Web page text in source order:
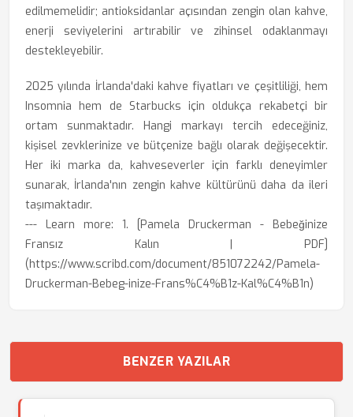
edilmemelidir; antioksidanlar açısından zengin olan kahve,
enerji seviyelerini artırabilir ve zihinsel odaklanmayı
destekleyebilir.
2025 yılında İrlanda'daki kahve fiyatları ve çeşitliliği, hem
Insomnia hem de Starbucks için oldukça rekabetçi bir
ortam sunmaktadır. Hangi markayı tercih edeceğiniz,
kişisel zevklerinize ve bütçenize bağlı olarak değişecektir.
Her iki marka da, kahveseverler için farklı deneyimler
sunarak, İrlanda'nın zengin kahve kültürünü daha da ileri
taşımaktadır.
--- Learn more: 1. [Pamela Druckerman - Bebeğinize
Fransız Kalın | PDF]
(https://www.scribd.com/document/851072242/Pamela-
Druckerman-Bebeg-inize-Frans%C4%B1z-Kal%C4%B1n)
BENZER YAZILAR